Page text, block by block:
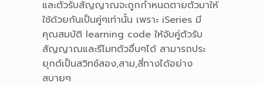
และตัวรับสัญญาณจะถูกกำหนดตายตัวมาให้
ใช้ด้วยกันเป็นคู่ๆเท่านั้น เพราะ iSeries มี
คุณสมบัติ learning code ให้จับคู่ตัวรับ
สัญญาณและรีโมทตัวอื่นๆได้ สามารถประ
ยุกต์เป็นสวิทช์สอง,สาม,สี่ทางได้อย่าง
สบายๆ